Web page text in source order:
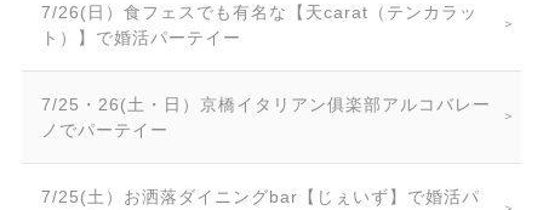
7/26(日）食フェスでも有名な【天carat（テンカラッ
ト）】で婚活パーテイー
7/25・26(土・日）京橋イタリアン俱楽部アルコバレー
ノでパーテイー
7/25(土）お洒落ダイニングbar【じぇいず】で婚活パ